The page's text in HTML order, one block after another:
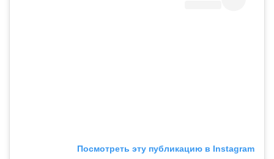
Посмотреть эту публикацию в Instagram